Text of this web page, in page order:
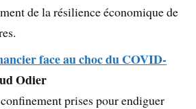
de la résilience économique de
face au choc du COVID-
Odier
prises pour endiguer